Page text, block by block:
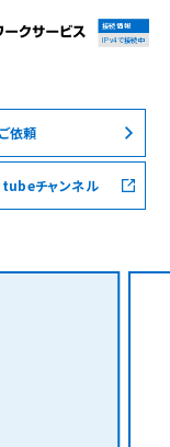
宅オーナーの方
ミュレーション
接続情報
IPv4で接続中
依頼
チャンネル